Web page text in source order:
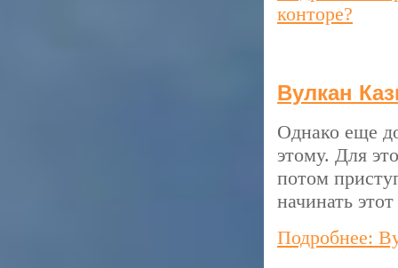
конторе?
Вулкан
Однако еще
этому. Для
потом
начинать
Подробнее: